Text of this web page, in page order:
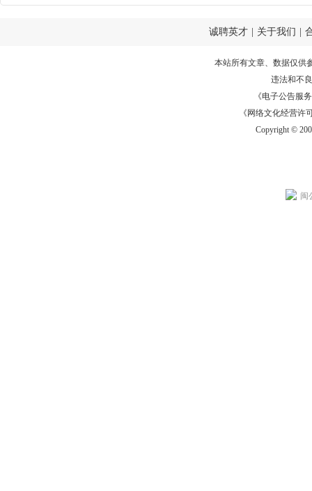
诚聘英才 关于我们
本站所有文章、数据仅供
违法和不
《电子公告服务
《网络文化经营许
Copyright ©
闽